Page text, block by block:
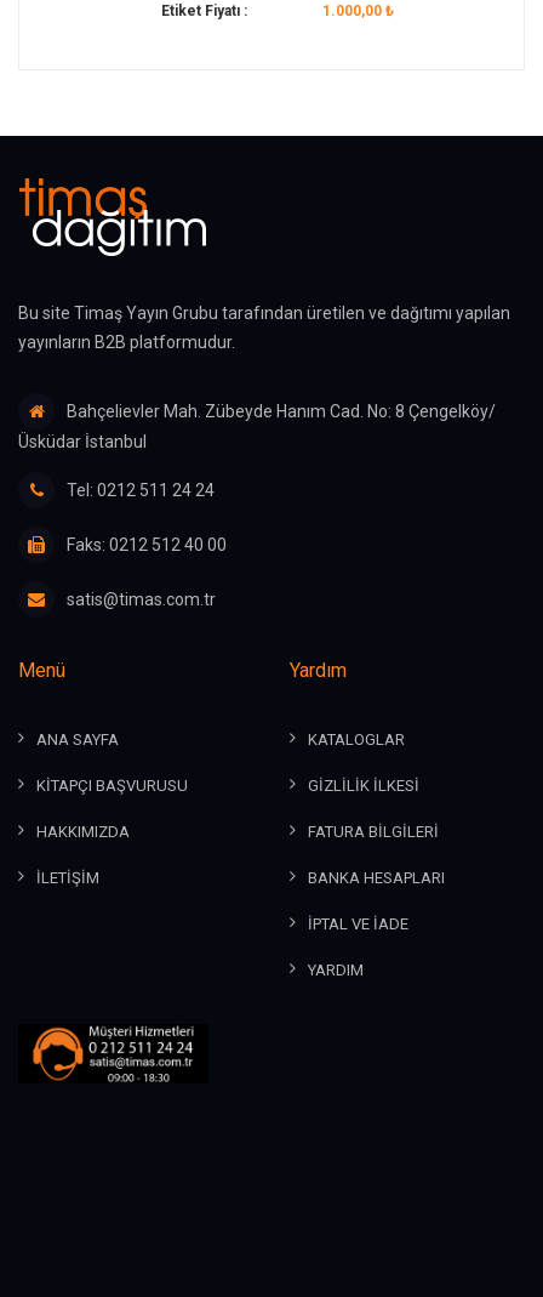
Etiket Fiyatı : 1.000,00 ₺
Bu site Timaş Yayın Grubu tarafından üretilen ve dağıtımı yapılan
yayınların B2B platformudur.
Bahçelievler Mah. Zübeyde Hanım Cad. No: 8 Çengelköy/
Üsküdar İstanbul
Tel: 0212 511 24 24
Faks: 0212 512 40 00
satis@timas.com.tr
Menü
ANA SAYFA
KİTAPÇI BAŞVURUSU
HAKKIMIZDA
İLETİŞİM
Yardım
KATALOGLAR
GİZLİLİK İLKESİ
FATURA BİLGİLERİ
BANKA HESAPLARI
İPTAL VE İADE
YARDIM